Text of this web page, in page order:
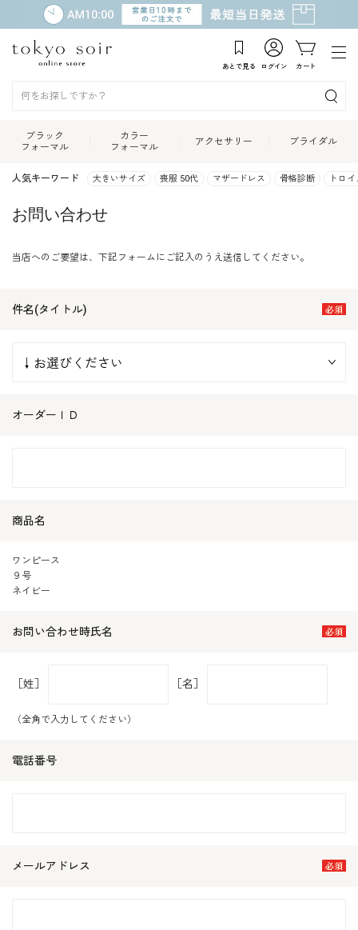
あとで見る ログイン カート
ブラック
フォーマル
カラー
フォーマル
アクセサリー ブライダル
人気キーワード 大きいサイズ 喪服 50代 マザードレス 骨格診断 トロ
お問い合わせ
当店へのご要望は、下記フォームにご記入のうえ送信してください。
件名(タイトル)
オーダーＩＤ
商品名
ワンピース
９号
ネイビー
お問い合わせ時氏名
［姓］ ［名］
（全角で入力してください）
電話番号
メールアドレス